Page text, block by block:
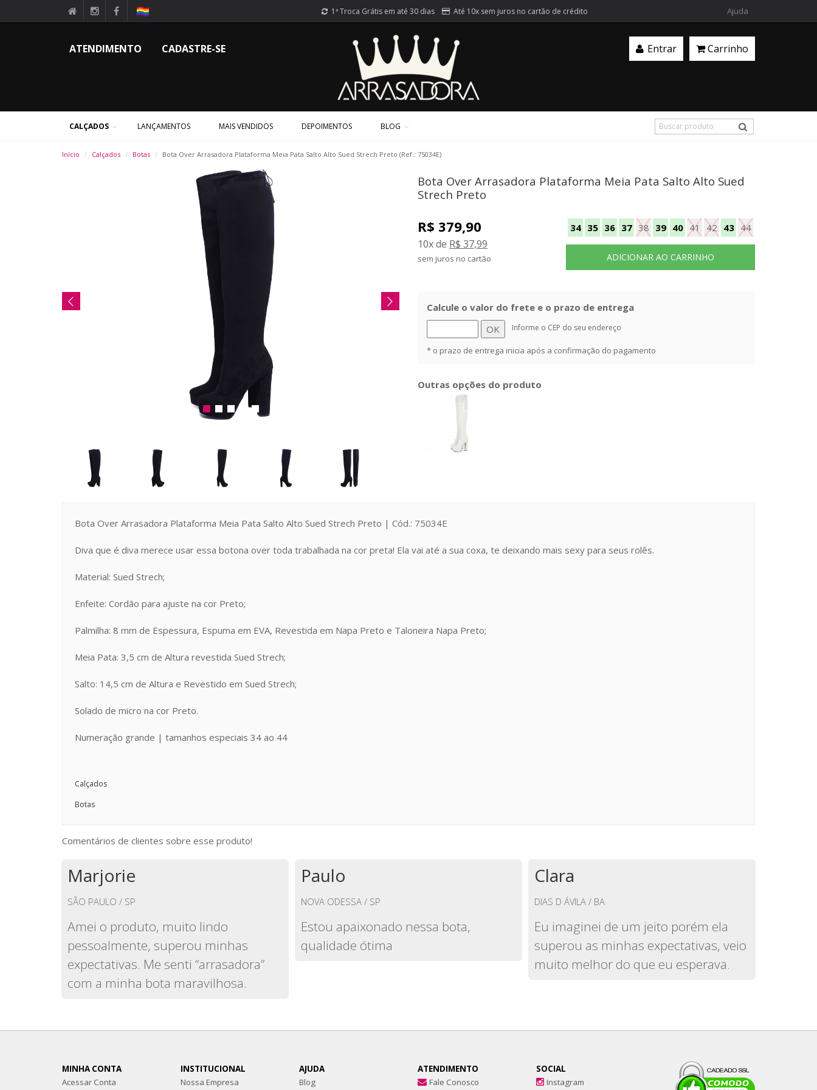
1ª Troca Grátis em até 30 dias Até 10x sem juros no cartão de crédito Ajuda
ATENDIMENTO CADASTRE-SE Entrar Carrinho
CALÇADOS LANÇAMENTOS MAIS VENDIDOS DEPOIMENTOS BLOG
Início Calçados Botas Bota Over Arrasadora Plataforma Meia Pata Salto Alto Sued Strech Preto (Ref.: 75034E)
Bota Over Arrasadora Plataforma Meia Pata Salto Alto Sued
Strech Preto
R$ 379,90
10x de R$ 37,99
sem juros no cartão
34 35 36 37 38 39 40 41 42 43 44
Calcule o valor do frete e o prazo de entrega
Informe o CEP do seu endereço
* o prazo de entrega inicia após a confirmação do pagamento
Outras opções do produto
Bota Over Arrasadora Plataforma Meia Pata Salto Alto Sued Strech Preto | Cód.: 75034E
Diva que é diva merece usar essa botona over toda trabalhada na cor preta! Ela vai até a sua coxa, te deixando mais sexy para seus rolês.
Material: Sued Strech;
Enfeite: Cordão para ajuste na cor Preto;
Palmilha: 8 mm de Espessura, Espuma em EVA, Revestida em Napa Preto e Taloneira Napa Preto;
Meia Pata: 3,5 cm de Altura revestida Sued Strech;
Salto: 14,5 cm de Altura e Revestido em Sued Strech;
Solado de micro na cor Preto.
Numeração grande | tamanhos especiais 34 ao 44
Calçados
Botas
Comentários de clientes sobre esse produto!
Marjorie
SÃO PAULO / SP
Amei o produto, muito lindo
pessoalmente, superou minhas
expectativas. Me senti “arrasadora”
com a minha bota maravilhosa.
Paulo
NOVA ODESSA / SP
Estou apaixonado nessa bota,
qualidade ótima
Clara
DIAS D ÁVILA / BA
Eu imaginei de um jeito porém ela
superou as minhas expectativas, veio
muito melhor do que eu esperava.
MINHA CONTA
Acessar Conta
INSTITUCIONAL
Nossa Empresa
AJUDA
Blog
ATENDIMENTO
Fale Conosco
SOCIAL
Instagram